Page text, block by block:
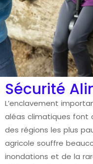
Sécurité
L’enclavement
aléas climatiques font
des régions les plus
agricole souffre
inondations et de la